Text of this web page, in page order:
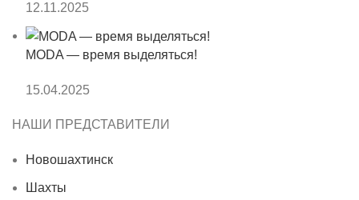
12.11.2025
MODA — время выделяться!
15.04.2025
НАШИ ПРЕДСТАВИТЕЛИ
Новошахтинск
Шахты